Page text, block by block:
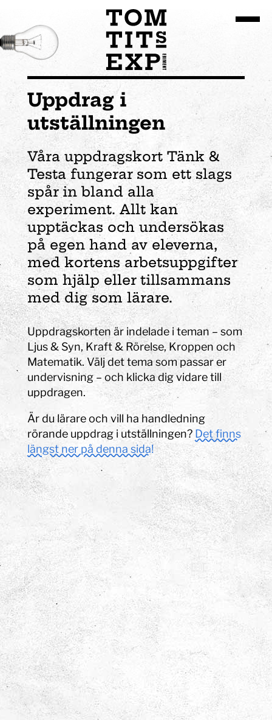
Uppdrag i
utställningen
Våra uppdragskort Tänk &
Testa fungerar som ett slags
spår in bland alla
experiment. Allt kan
upptäckas och undersökas
på egen hand av eleverna,
med kortens arbetsuppgifter
som hjälp eller tillsammans
med dig som lärare.
Uppdragskorten är indelade i teman – som
Ljus & Syn, Kraft & Rörelse, Kroppen och
Matematik. Välj det tema som passar er
undervisning – och klicka dig vidare till
uppdragen.
Är du lärare och vill ha handledning
rörande uppdrag i utställningen? Det finns
längst ner på denna sida!
Kraft och rörelse
Här får eleverna använda kroppen för att uppleva
fysikens lagar. Snurra, balansera och lyft – och upptäck
hur kraft fungerar med hjälp av enkla maskiner och
roliga utmaningar.